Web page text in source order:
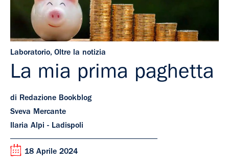
Laboratorio, Oltre la notizia
La mia prima paghetta
di Redazione Bookblog
Sveva Mercante
Ilaria Alpi - Ladispoli
18 Aprile 2024